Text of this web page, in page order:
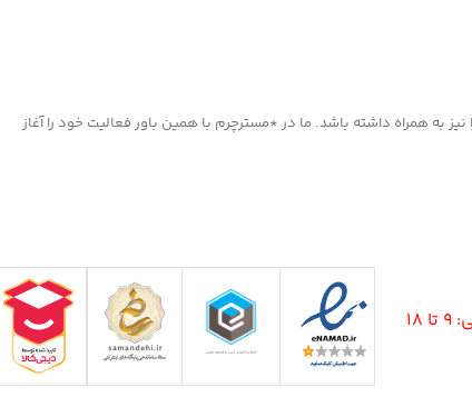
به همراه داشته باشد. ما در *مسترچرم با همین باور فعالیت خود را آغاز